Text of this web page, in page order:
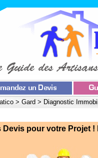
> Gard > Diagnostic
Devis pour votre Projet